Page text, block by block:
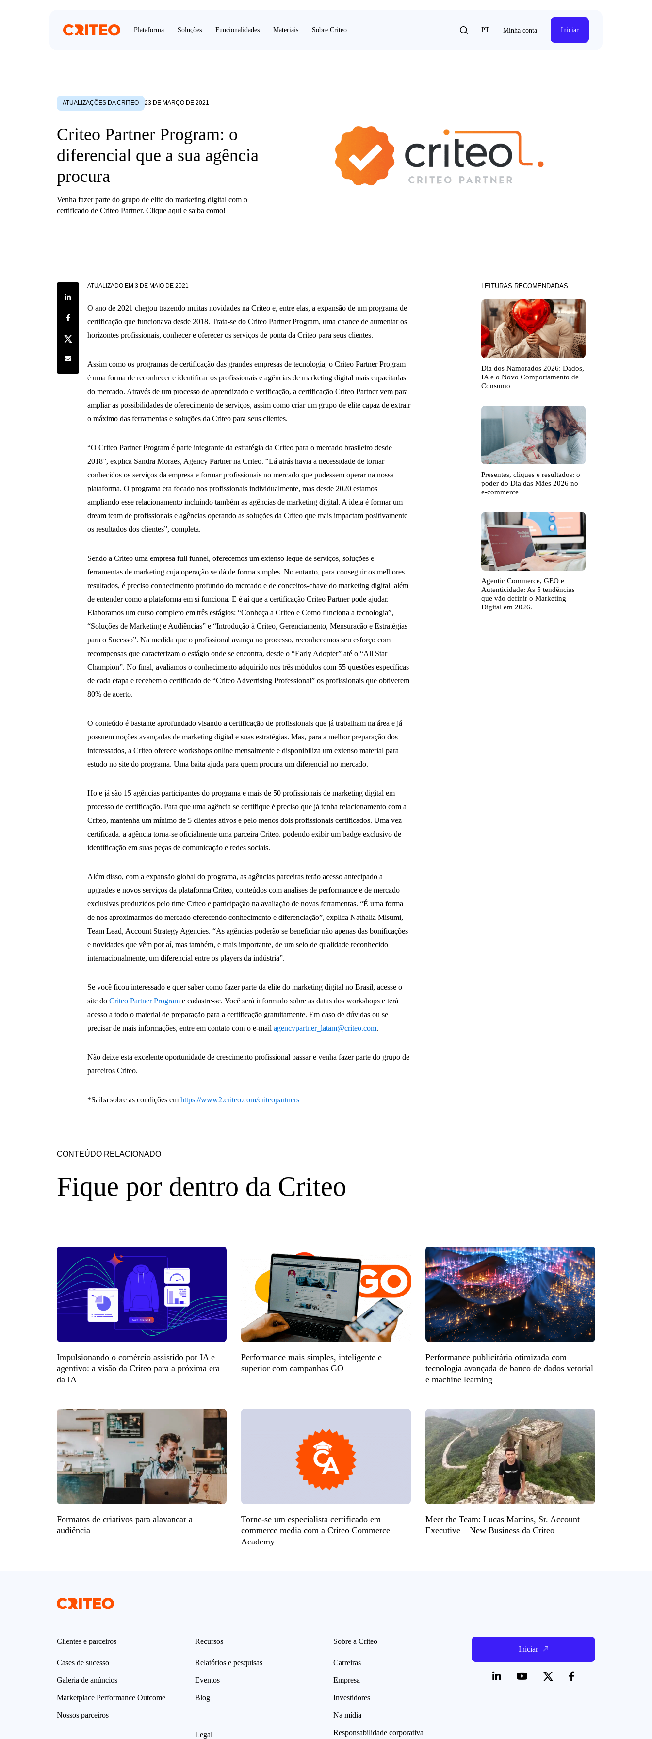
Plataforma Soluções Funcionalidades Materiais Sobre Criteo PT Minha conta Iniciar
ATUALIZAÇÕES DA CRITEO 23 DE MARÇO DE 2021
Criteo Partner Program: o
diferencial que a sua agência
procura
Venha fazer parte do grupo de elite do marketing digital com o
certificado de Criteo Partner. Clique aqui e saiba como!
Share on LinkedIn
Share on Facebook
Share on Twitter
Share by e-mail
ATUALIZADO EM 3 DE MAIO DE 2021
O ano de 2021 chegou trazendo muitas novidades na Criteo e, entre elas, a expansão de um programa de
certificação que funcionava desde 2018. Trata-se do Criteo Partner Program, uma chance de aumentar os
horizontes profissionais, conhecer e oferecer os serviços de ponta da Criteo para seus clientes.
Assim como os programas de certificação das grandes empresas de tecnologia, o Criteo Partner Program
é uma forma de reconhecer e identificar os profissionais e agências de marketing digital mais capacitadas
do mercado. Através de um processo de aprendizado e verificação, a certificação Criteo Partner vem para
ampliar as possibilidades de oferecimento de serviços, assim como criar um grupo de elite capaz de extrair
o máximo das ferramentas e soluções da Criteo para seus clientes.
“O Criteo Partner Program é parte integrante da estratégia da Criteo para o mercado brasileiro desde
2018”, explica Sandra Moraes, Agency Partner na Criteo. “Lá atrás havia a necessidade de tornar
conhecidos os serviços da empresa e formar profissionais no mercado que pudessem operar na nossa
plataforma. O programa era focado nos profissionais individualmente, mas desde 2020 estamos
ampliando esse relacionamento incluindo também as agências de marketing digital. A ideia é formar um
dream team de profissionais e agências operando as soluções da Criteo que mais impactam positivamente
os resultados dos clientes”, completa.
Sendo a Criteo uma empresa full funnel, oferecemos um extenso leque de serviços, soluções e
ferramentas de marketing cuja operação se dá de forma simples. No entanto, para conseguir os melhores
resultados, é preciso conhecimento profundo do mercado e de conceitos-chave do marketing digital, além
de entender como a plataforma em si funciona. E é aí que a certificação Criteo Partner pode ajudar.
Elaboramos um curso completo em três estágios: “Conheça a Criteo e Como funciona a tecnologia”,
“Soluções de Marketing e Audiências” e “Introdução à Criteo, Gerenciamento, Mensuração e Estratégias
para o Sucesso”. Na medida que o profissional avança no processo, reconhecemos seu esforço com
recompensas que caracterizam o estágio onde se encontra, desde o “Early Adopter” até o “All Star
Champion”. No final, avaliamos o conhecimento adquirido nos três módulos com 55 questões específicas
de cada etapa e recebem o certificado de “Criteo Advertising Professional” os profissionais que obtiverem
80% de acerto.
O conteúdo é bastante aprofundado visando a certificação de profissionais que já trabalham na área e já
possuem noções avançadas de marketing digital e suas estratégias. Mas, para a melhor preparação dos
interessados, a Criteo oferece workshops online mensalmente e disponibiliza um extenso material para
estudo no site do programa. Uma baita ajuda para quem procura um diferencial no mercado.
Hoje já são 15 agências participantes do programa e mais de 50 profissionais de marketing digital em
processo de certificação. Para que uma agência se certifique é preciso que já tenha relacionamento com a
Criteo, mantenha um mínimo de 5 clientes ativos e pelo menos dois profissionais certificados. Uma vez
certificada, a agência torna-se oficialmente uma parceira Criteo, podendo exibir um badge exclusivo de
identificação em suas peças de comunicação e redes sociais.
Além disso, com a expansão global do programa, as agências parceiras terão acesso antecipado a
upgrades e novos serviços da plataforma Criteo, conteúdos com análises de performance e de mercado
exclusivas produzidos pelo time Criteo e participação na avaliação de novas ferramentas. “É uma forma
de nos aproximarmos do mercado oferecendo conhecimento e diferenciação”, explica Nathalia Misumi,
Team Lead, Account Strategy Agencies. “As agências poderão se beneficiar não apenas das bonificações
e novidades que vêm por aí, mas também, e mais importante, de um selo de qualidade reconhecido
internacionalmente, um diferencial entre os players da indústria”.
Se você ficou interessado e quer saber como fazer parte da elite do marketing digital no Brasil, acesse o
site doCriteo Partner Program e cadastre-se. Você será informado sobre as datas dos workshops e terá
acesso a todo o material de preparação para a certificação gratuitamente. Em caso de dúvidas ou se
precisar de mais informações, entre em contato com o e-mailagencypartner_latam@criteo.com.
Não deixe esta excelente oportunidade de crescimento profissional passar e venha fazer parte do grupo de
parceiros Criteo.
*Saiba sobre as condições emhttps://www2.criteo.com/criteopartners
LEITURAS RECOMENDADAS:
Dia dos Namorados 2026: Dados,
IA e o Novo Comportamento de
Consumo
Presentes, cliques e resultados: o
poder do Dia das Mães 2026 no
e-commerce
Agentic Commerce, GEO e
Autenticidade: As 5 tendências
que vão definir o Marketing
Digital em 2026.
CONTEÚDO RELACIONADO
Fique por dentro da Criteo
Impulsionando o comércio assistido por IA e
agentivo: a visão da Criteo para a próxima era
da IA
Performance mais simples, inteligente e
superior com campanhas GO
Performance publicitária otimizada com
tecnologia avançada de banco de dados vetorial
e machine learning
Formatos de criativos para alavancar a
audiência
Torne-se um especialista certificado em
commerce media com a Criteo Commerce
Academy
Meet the Team: Lucas Martins, Sr. Account
Executive – New Business da Criteo
Clientes e parceiros
Cases de sucesso
Galeria de anúncios
Marketplace Performance Outcome
Nossos parceiros
Recursos
Relatórios e pesquisas
Eventos
Blog
Legal
Sobre a Criteo
Carreiras
Empresa
Investidores
Na mídia
Responsabilidade corporativa
Iniciar